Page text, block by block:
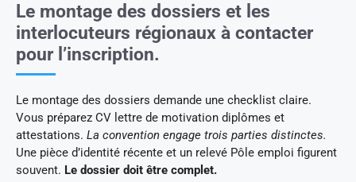
Le montage des dossiers et les
interlocuteurs régionaux à contacter
pour l’inscription.
Le montage des dossiers demande une checklist claire.
Vous préparez CV lettre de motivation diplômes et
attestations. La convention engage trois parties distinctes.
Une pièce d’identité récente et un relevé Pôle emploi figurent
souvent. Le dossier doit être complet.